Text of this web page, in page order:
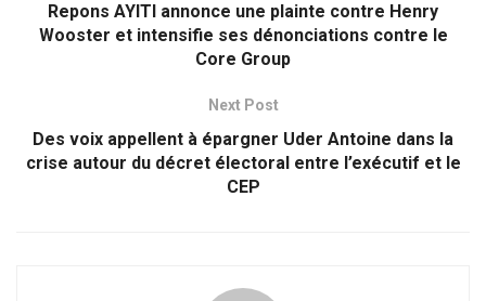
Repons AYITI annonce une plainte contre Henry
Wooster et intensifie ses dénonciations contre le
Core Group
Next Post
Des voix appellent à épargner Uder Antoine dans la
crise autour du décret électoral entre l’exécutif et le
CEP